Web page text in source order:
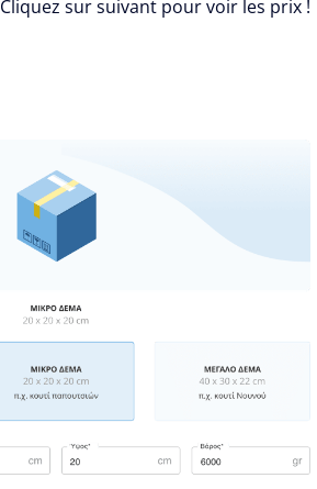
Cliquez sur suivant pour voir les prix !